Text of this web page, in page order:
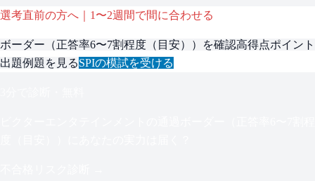
選考直前の方へ｜1〜2週間で間に合わせる
ボーダー（正答率6〜7割程度（目安） ）を確認高得点ポイント
出題例題を見るSPIの模試を受ける